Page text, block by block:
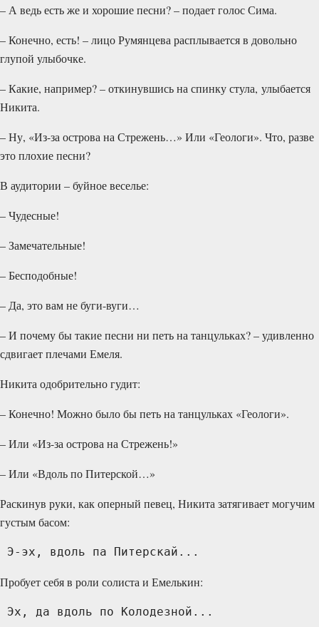
– А ведь есть же и хорошие песни? – подает голос Сима.
– Конечно, есть! – лицо Румянцева расплывается в довольно
глупой улыбочке.
– Какие, например? – откинувшись на спинку стула, улыбается
Никита.
– Ну, «Из-за острова на Стрежень…» Или «Геологи». Что, разве
это плохие песни?
В аудитории – буйное веселье:
– Чудесные!
– Замечательные!
– Бесподобные!
– Да, это вам не буги-вуги…
– И почему бы такие песни ни петь на танцульках? – удивленно
сдвигает плечами Емеля.
Никита одобрительно гудит:
– Конечно! Можно было бы петь на танцульках «Геологи».
– Или «Из-за острова на Стрежень!»
– Или «Вдоль по Питерской…»
Раскинув руки, как оперный певец, Никита затягивает могучим
густым басом:
Э-эх, вдоль па Питерскай...
Пробует себя в роли солиста и Емелькин:
Эх, да вдоль по Колодезной...